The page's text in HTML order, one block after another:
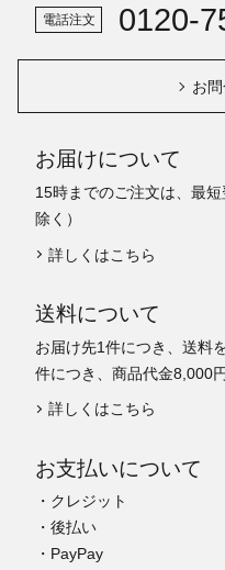
電話注文 0120-
お
お届けについて
15時までのご注文は、最
除く）
詳しくはこちら
送料について
お届け先1件につき、送料
件につき、商品代金8,000
詳しくはこちら
お支払いについて
・クレジット
・後払い
・PayPay